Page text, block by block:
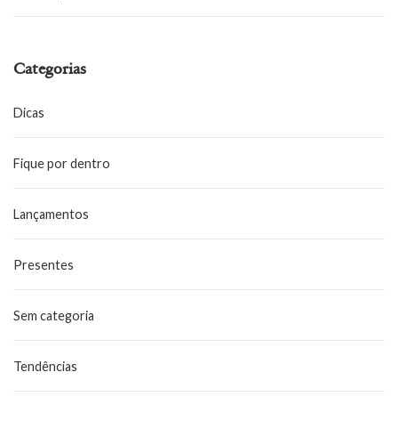
Categorias
Dicas
Fique por dentro
Lançamentos
Presentes
Sem categoria
Tendências